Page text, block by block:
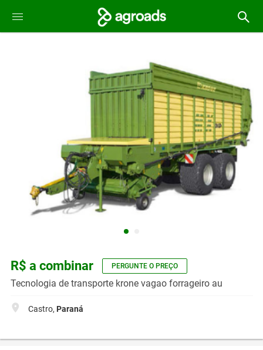
R$ a combinar PERGUNTE O PREÇO
Tecnologia de transporte krone vagao forrageiro au
Castro, Paraná